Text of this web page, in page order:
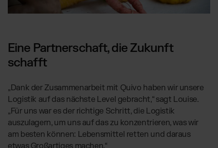
Eine Partnerschaft, die Zukunft
schafft
„Dank der Zusammenarbeit mit Quivo haben wir unsere
Logistik auf das nächste Level gebracht,“ sagt Louise.
„Für uns war es der richtige Schritt, die Logistik
auszulagern, um uns auf das zu konzentrieren, was wir
am besten können: Lebensmittel retten und daraus
etwas Großartiges machen.“